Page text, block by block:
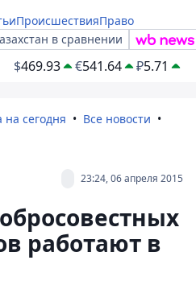
ПроисшествияПраво
в сравнении
$469.93 €541.64 ₽5.71
на сегодня
Все новости
23:24, 06 апреля 2015
работают в